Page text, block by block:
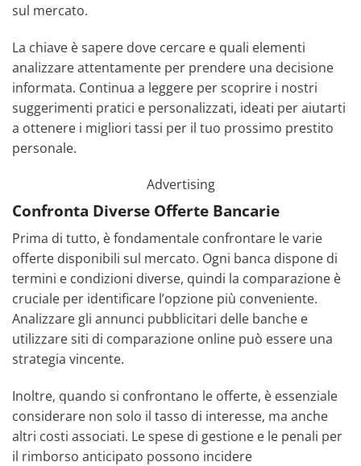
sul mercato.
La chiave è sapere dove cercare e quali elementi
analizzare attentamente per prendere una decisione
informata. Continua a leggere per scoprire i nostri
suggerimenti pratici e personalizzati, ideati per aiutarti
a ottenere i migliori tassi per il tuo prossimo prestito
personale.
Advertising
Confronta Diverse Offerte Bancarie
Prima di tutto, è fondamentale confrontare le varie
offerte disponibili sul mercato. Ogni banca dispone di
termini e condizioni diverse, quindi la comparazione è
cruciale per identificare l’opzione più conveniente.
Analizzare gli annunci pubblicitari delle banche e
utilizzare siti di comparazione online può essere una
strategia vincente.
Inoltre, quando si confrontano le offerte, è essenziale
considerare non solo il tasso di interesse, ma anche
altri costi associati. Le spese di gestione e le penali per
il rimborso anticipato possono incidere